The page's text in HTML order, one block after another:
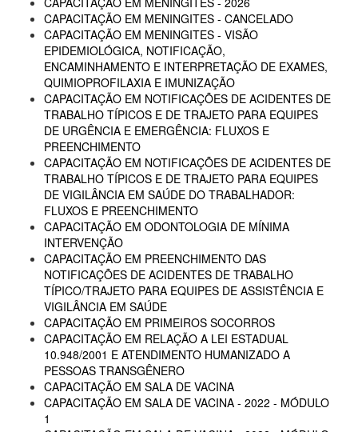
CAPACITAÇÃO EM MENINGITES - CANCELADO
CAPACITAÇÃO EM MENINGITES - VISÃO
EPIDEMIOLÓGICA, NOTIFICAÇÃO,
ENCAMINHAMENTO E INTERPRETAÇÃO DE EXAMES,
QUIMIOPROFILAXIA E IMUNIZAÇÃO
CAPACITAÇÃO EM NOTIFICAÇÕES DE ACIDENTES DE
TRABALHO TÍPICOS E DE TRAJETO PARA EQUIPES
DE URGÊNCIA E EMERGÊNCIA: FLUXOS E
PREENCHIMENTO
CAPACITAÇÃO EM NOTIFICAÇÕES DE ACIDENTES DE
TRABALHO TÍPICOS E DE TRAJETO PARA EQUIPES
DE VIGILÂNCIA EM SAÚDE DO TRABALHADOR:
FLUXOS E PREENCHIMENTO
CAPACITAÇÃO EM ODONTOLOGIA DE MÍNIMA
INTERVENÇÃO
CAPACITAÇÃO EM PREENCHIMENTO DAS
NOTIFICAÇÕES DE ACIDENTES DE TRABALHO
TÍPICO/TRAJETO PARA EQUIPES DE ASSISTÊNCIA E
VIGILÂNCIA EM SAÚDE
CAPACITAÇÃO EM PRIMEIROS SOCORROS
CAPACITAÇÃO EM RELAÇÃO A LEI ESTADUAL
10.948/2001 E ATENDIMENTO HUMANIZADO A
PESSOAS TRANSGÊNERO
CAPACITAÇÃO EM SALA DE VACINA
CAPACITAÇÃO EM SALA DE VACINA - 2022 - MÓDULO
1